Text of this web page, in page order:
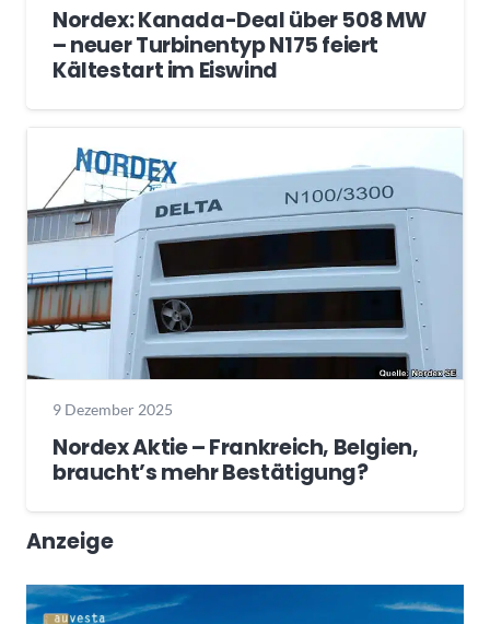
Nordex: Kanada-Deal über 508 MW
– neuer Turbinentyp N175 feiert
Kältestart im Eiswind
9 Dezember 2025
Nordex Aktie – Frankreich, Belgien,
braucht’s mehr Bestätigung?
Anzeige